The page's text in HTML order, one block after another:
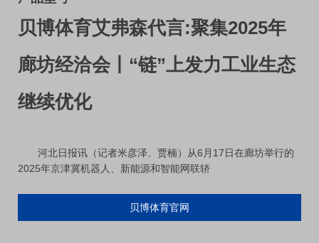
贝博体育艾弗森代言:聚集2025年
廊坊经洽会丨“链”上发力工业生态
继续优化
河北日报讯（记者米彦泽、贾楠）从6月17日在廊坊举行的
2025年京津冀机器人、新能源和智能网联轿
贝博体育官网